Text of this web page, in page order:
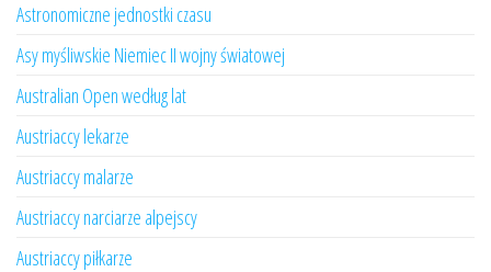
Astronomiczne jednostki czasu
Asy myśliwskie Niemiec II wojny światowej
Australian Open według lat
Austriaccy lekarze
Austriaccy malarze
Austriaccy narciarze alpejscy
Austriaccy piłkarze